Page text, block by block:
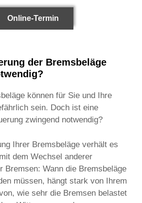
Online-Termin
der Bremsbeläge
können für Sie und Ihre
sein. Doch ist eine
zwingend notwendig?
Ihrer Bremsbeläge verhält es
dem Wechsel anderer
Bremsen: Wann die Bremsbeläge
müssen, hängt stark von Ihrem
wie sehr die Bremsen belastet